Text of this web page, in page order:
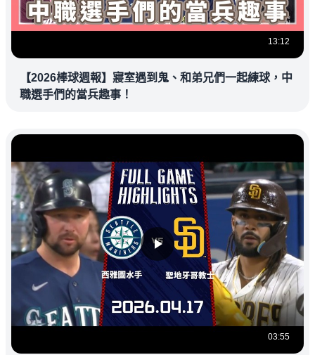
13:12
【2026棒球週報】寢室遇到鬼、和弟兄們一起練球，中
職選手們的當兵趣事！
03:55